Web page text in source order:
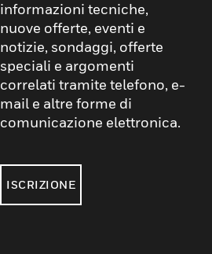
informazioni tecniche,
nuove offerte, eventi e
notizie, sondaggi, offerte
speciali e argomenti
correlati tramite telefono, e-
mail e altre forme di
comunicazione elettronica.
ISCRIZIONE